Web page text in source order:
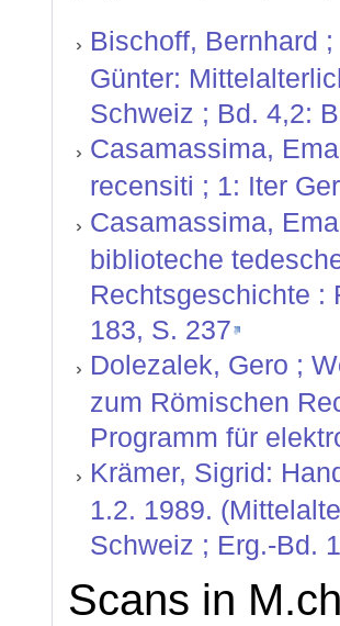
Bischoff, Bernhard
Günter:
Schweiz ; Bd. 4,2:
Casamassima,
recensiti ; 1: Iter
Casamassima,
biblioteche
Rechtsgeschichte :
183, S. 237
Dolezalek, Gero ;
zum Römischen
Programm für
Krämer, Sigrid:
1.2. 1989.
Schweiz ; Erg.-Bd.
Scans in